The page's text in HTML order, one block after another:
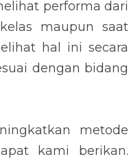
performa dari
maupun saat
hal ini secara
dengan bidang
metode
kami berikan.